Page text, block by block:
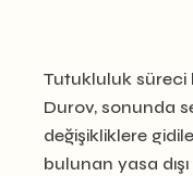
Tutukluluk süreci
Durov, sonunda
değişikliklere
bulunan yasa